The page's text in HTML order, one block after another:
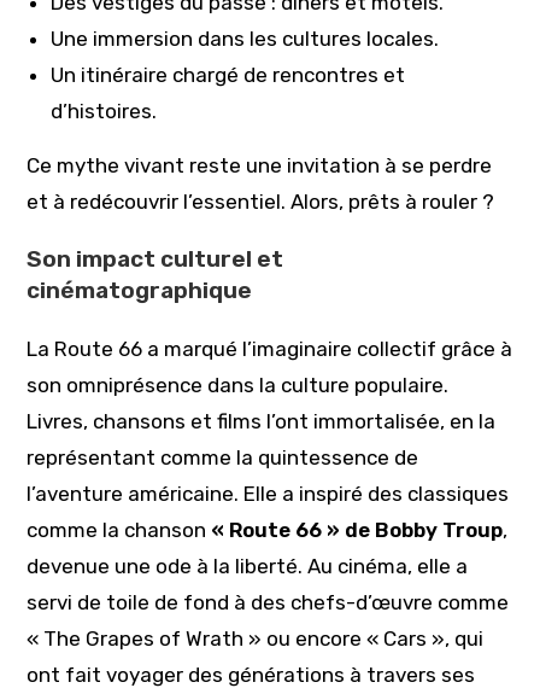
Une immersion dans les cultures locales.
Un itinéraire chargé de rencontres et
d’histoires.
Ce mythe vivant reste une invitation à se perdre
et à redécouvrir l’essentiel. Alors, prêts à rouler ?
Son impact culturel et
cinématographique
La Route 66 a marqué l’imaginaire collectif grâce à
son omniprésence dans la culture populaire.
Livres, chansons et films l’ont immortalisée, en la
représentant comme la quintessence de
l’aventure américaine. Elle a inspiré des classiques
comme la chanson « Route 66 » de Bobby Troup,
devenue une ode à la liberté. Au cinéma, elle a
servi de toile de fond à des chefs-d’œuvre comme
« The Grapes of Wrath » ou encore « Cars », qui
ont fait voyager des générations à travers ses